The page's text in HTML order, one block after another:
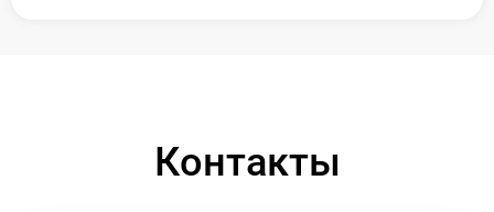
Контакты